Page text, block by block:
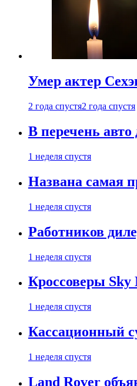
Умер актер
2 года спустя2 года спустя
В перечень
1 неделя спустя
Названа самая
1 неделя спустя
Работников
1 неделя спустя
Кроссоверы Sky
1 неделя спустя
Кассационный
1 неделя спустя
Land Rover